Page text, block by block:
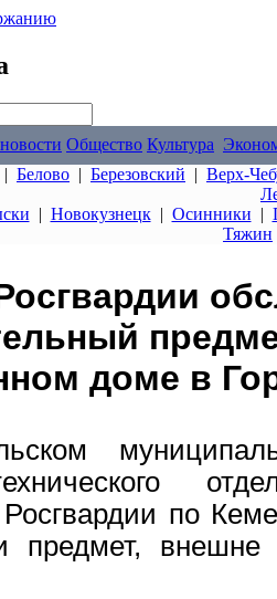
Общество Культура
| Белово | Березовский | Верх-
| Новокузнецк| Осинники |
Тяжин
доме в
технического
по
предмет, внешне